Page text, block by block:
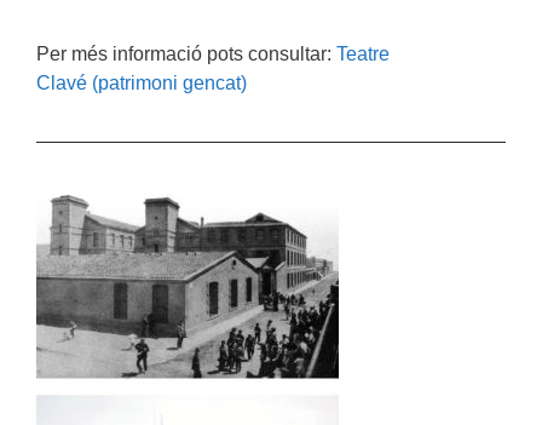
Per més informació pots consultar: Teatre
Clavé (patrimoni gencat)